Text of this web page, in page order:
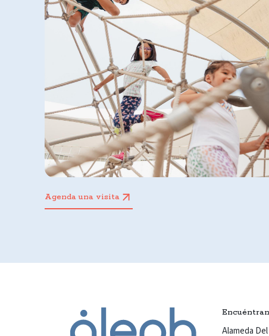
Agenda una visita
Alameda